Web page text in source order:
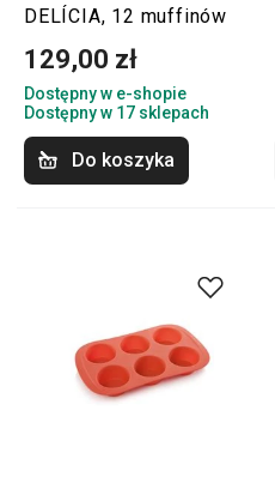
DELÍCIA, 12 muffinów
129,00 zł
Dostępny w e-shopie
Dostępny w 17 sklepach
Do koszyka